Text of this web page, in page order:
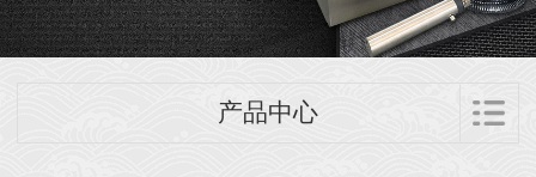
产品中心